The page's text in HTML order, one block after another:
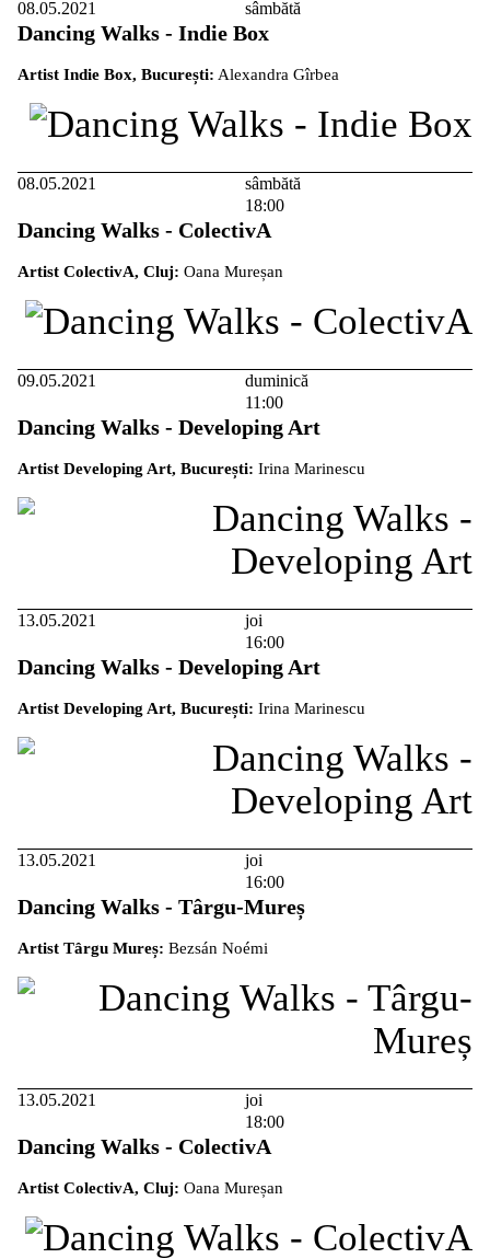
08.05.2021 sâmbătă
Dancing Walks - Indie Box
Artist Indie Box, București: Alexandra Gîrbea
08.05.2021
sâmbătă
18:00
Dancing Walks - ColectivA
Artist ColectivA, Cluj: Oana Mureșan
09.05.2021
duminică
11:00
Dancing Walks - Developing Art
Artist Developing Art, București: Irina Marinescu
13.05.2021
joi
16:00
Dancing Walks - Developing Art
Artist Developing Art, București: Irina Marinescu
13.05.2021
joi
16:00
Dancing Walks - Târgu-Mureș
Artist Târgu Mureș: Bezsán Noémi
13.05.2021
joi
18:00
Dancing Walks - ColectivA
Artist ColectivA, Cluj: Oana Mureșan